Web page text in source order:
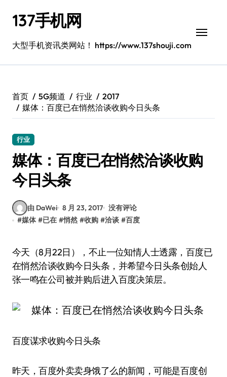
137手机网
大型手机资讯类网站！ https://www.137shouji.com
首页 5G频道 行业
2017
媒体：百度已在悄然洽谈收购今日头条
行业
媒体：百度已在悄然洽谈收购
今日头条
由 DaWei 8 月 23, 2017 没有评论
#媒体 #已在 #悄然 #收购 #洽谈 #百度
今天（8月22日），不止一位知情人士透露，百度已
在悄然洽谈收购今日头条，并希望今日头条创始人
张一鸣在公司被并购后进入百度决策层。
百度谋求收购今日头条
昨天，百度外卖卖身饿了么的新闻，可能是百度创